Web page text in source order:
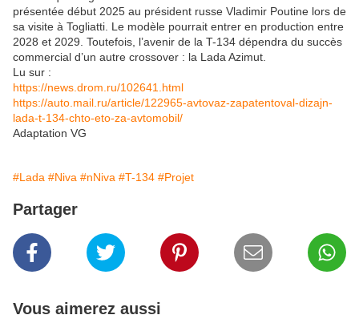
présentée début 2025 au président russe Vladimir Poutine lors de
sa visite à Togliatti. Le modèle pourrait entrer en production entre
2028 et 2029. Toutefois, l’avenir de la T-134 dépendra du succès
commercial d’un autre crossover : la Lada Azimut.
Lu sur :
https://news.drom.ru/102641.html
https://auto.mail.ru/article/122965-avtovaz-zapatentoval-dizajn-
lada-t-134-chto-eto-za-avtomobil/
Adaptation VG
#Lada #Niva #nNiva #T-134 #Projet
Partager
Vous aimerez aussi